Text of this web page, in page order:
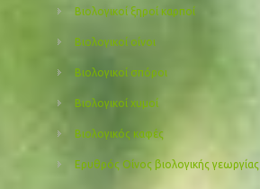
Βιολογικοί ξηροί καρποί
Βιολογικοί οίνοι
Βιολογικοί σπόροι
Βιολογικοί χυμοί
Βιολογικός καφές
Ερυθρός Οίνος βιολογικής γεωργίας